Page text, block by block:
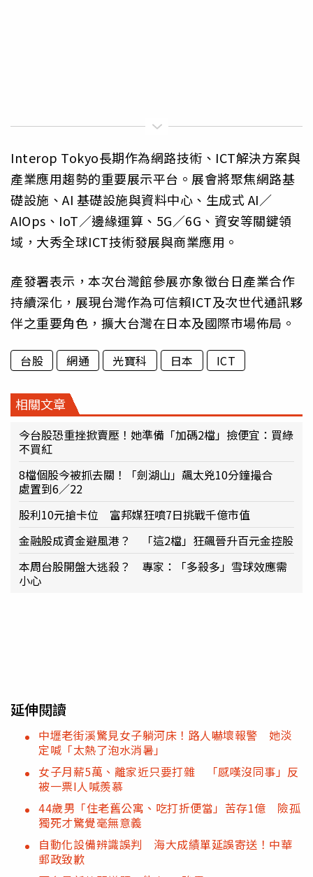
Interop Tokyo長期作為網路技術、ICT解決方案與
產業應用趨勢的重要展示平台。展會將聚焦網路基
礎設施、AI 基礎設施與資料中心、生成式 AI／
AIOps、IoT／邊緣運算、5G／6G、資安等關鍵領
域，大秀全球ICT技術發展與商業應用。
產發署表示，本次台灣館參展亦象徵台日產業合作
持續深化，展現台灣作為可信賴ICT及次世代通訊夥
伴之重要角色，擴大台灣在日本及國際市場佈局。
台股 網通 光寶科 日本 ICT
相關文章
今台股恐重挫掀賣壓！她準備「加碼2檔」撿便宜：買綠
不買紅
8檔個股今被抓去關！「劍湖山」飆太兇10分鐘撮合
處置到6／22
股利10元搶卡位 富邦媒狂噴7日挑戰千億市值
金融股成資金避風港？ 「這2檔」狂飆晉升百元金控股
本周台股開盤大逃殺？ 專家：「多殺多」雪球效應需
小心
延伸閱讀
中壢老街溪驚見女子躺河床！路人嚇壞報警 她淡
定喊「太熱了泡水消暑」
女子月薪5萬、離家近只要打雜 「感嘆沒同事」反
被一票I人喊羨慕
44歲男「住老舊公寓、吃打折便當」苦存1億 險孤
獨死才驚覺毫無意義
自動化設備辨識誤判 海大成績單延誤寄送！中華
郵政致歉